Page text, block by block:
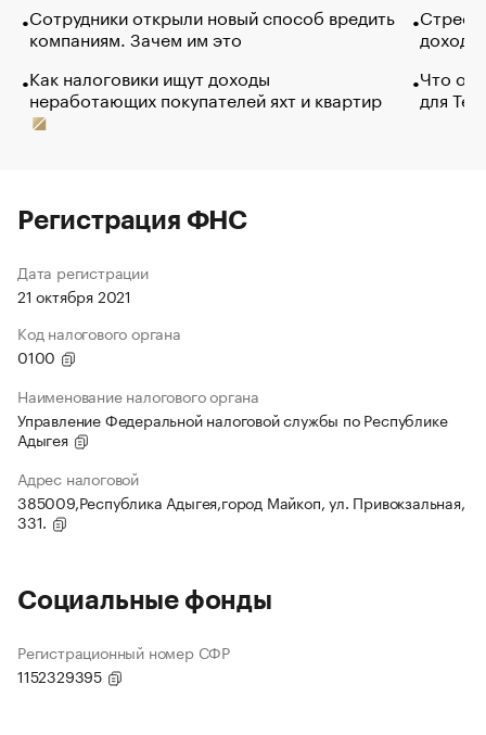
Сотрудники открыли новый способ вредить
компаниям. Зачем им это
Как налоговики ищут доходы
неработающих покупателей яхт и квартир
Что
для
Регистрация ФНС
Дата регистрации
21 октября 2021
Код налогового органа
0100
Наименование налогового органа
Управление Федеральной налоговой службы по Республике
Адыгея
Адрес налоговой
385009,Республика Адыгея,город Майкоп, ул. Привокзальная,
331.
Социальные фонды
Регистрационный номер СФР
1152329395